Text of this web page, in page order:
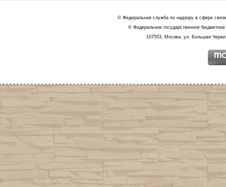
© Федеральная служба по надзору в сфере
© Федеральное государственное
107553, Москва, ул. Большая